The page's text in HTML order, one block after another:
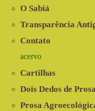
O Sabiá
Transparência
Contato
acervo
Cartilhas
Dois Dedos de Prosa
Prosa